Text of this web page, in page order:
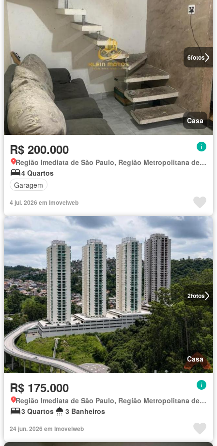
6fotos
Casa
R$ 200.000
Região Imediata de São Paulo, Região Metropolitana de São Paulo
4 Quartos
Garagem
4 jul. 2026 em Imovelweb
2fotos
Casa
R$ 175.000
Região Imediata de São Paulo, Região Metropolitana de São Paulo
3 Quartos
3 Banheiros
24 jun. 2026 em Imovelweb